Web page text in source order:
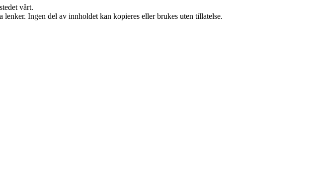
vårt.
Ingen del av innholdet kan kopieres eller brukes uten tillatelse.